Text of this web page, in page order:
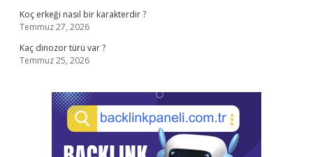
Koç erkeği nasıl bir karakterdir ?
Temmuz 27, 2026
Kaç dinozor türü var ?
Temmuz 25, 2026